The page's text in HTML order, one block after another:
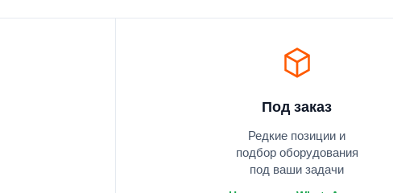
Под заказ
Редкие позиции и
подбор оборудования
под ваши задачи